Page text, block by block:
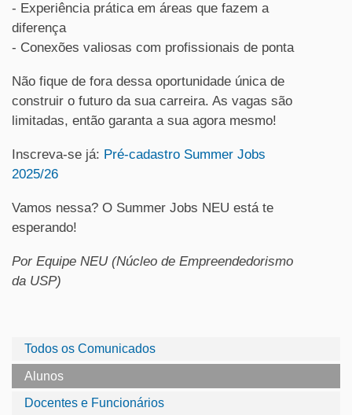
Todos os Comunicados
Alunos
Docentes e Funcionários
- Experiência prática em áreas que fazem a
diferença
- Conexões valiosas com profissionais de ponta
Não fique de fora dessa oportunidade única de
construir o futuro da sua carreira. As vagas são
limitadas, então garanta a sua agora mesmo!
Inscreva-se já: Pré-cadastro Summer Jobs
2025/26
Vamos nessa? O Summer Jobs NEU está te
esperando!
Por Equipe NEU (Núcleo de Empreendedorismo
da USP)